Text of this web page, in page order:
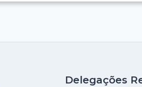
Delegações